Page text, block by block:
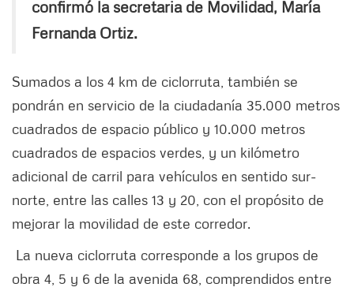
confirmó la secretaria de Movilidad, María
Fernanda Ortiz.
Sumados a los 4 km de ciclorruta, también se
pondrán en servicio de la ciudadanía 35.000 metros
cuadrados de espacio público y 10.000 metros
cuadrados de espacios verdes, y un kilómetro
adicional de carril para vehículos en sentido sur-
norte, entre las calles 13 y 20, con el propósito de
mejorar la movilidad de este corredor.
La nueva ciclorruta corresponde a los grupos de
obra 4, 5 y 6 de la avenida 68, comprendidos entre